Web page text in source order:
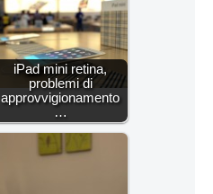
iPad mini retina,
problemi di
approvvigionamento
…